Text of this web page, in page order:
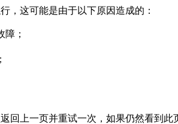
，这可能是由于以下原因造成的：
障；
回上一页并重试一次，如果仍然看到此